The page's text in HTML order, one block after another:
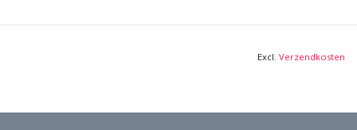
Excl. Verzendkosten